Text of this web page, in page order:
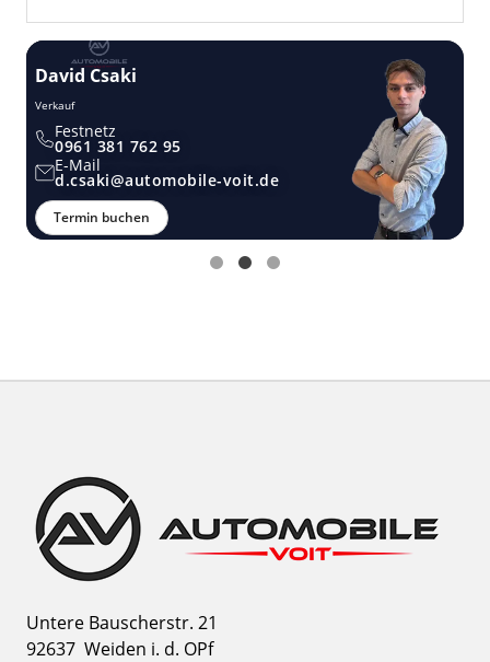
Thomas Möstel
Verkauf
Festnetz
0961 381 762 95
E-Mail
t.moestel@automobile-voit.de
Termin buchen
Untere Bauscherstr. 21
92637 Weiden i. d. OPf